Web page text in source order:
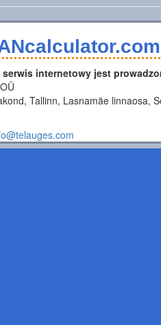
serwis internetowy jest
Tallinn, Lasnamäe linnaosa,